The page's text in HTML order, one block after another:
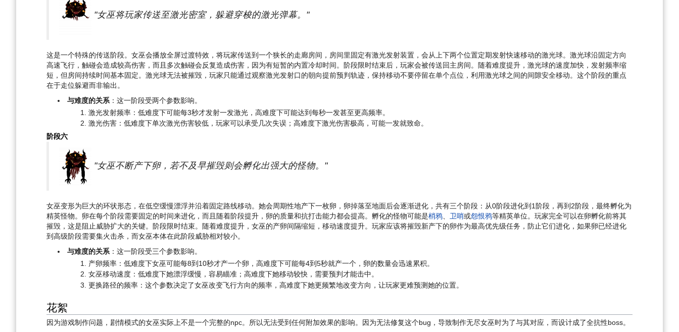
"女巫将玩家传送至激光密室，躲避穿梭的激光弹幕。"
这是一个特殊的传送阶段。女巫会播放全屏过渡特效，将玩家传送到一个狭长的走廊房间，房间里固定有激光发射装置，会从上下两个位置定期发射快速移动的激光球。激光球沿固定方向
高速飞行，触碰会造成较高伤害，而且多次触碰会反复造成伤害，因为有短暂的内置冷却时间。阶段限时结束后，玩家会被传送回主房间。随着难度提升，激光球的速度加快，发射频率缩
短，但房间持续时间基本固定。激光球无法被摧毁，玩家只能通过观察激光发射口的朝向提前预判轨迹，保持移动不要停留在单个点位，利用激光球之间的间隙安全移动。这个阶段的重点
在于走位躲避而非输出。
与难度的关系 ：这一阶段受两个参数影响。
激光发射频率：低难度下可能每3秒才发射一发激光，高难度下可能达到每秒一发甚至更高频率。
激光伤害：低难度下单次激光伤害较低，玩家可以承受几次失误；高难度下激光伤害极高，可能一发就致命。
阶段六
"女巫不断产下卵，若不及早摧毁则会孵化出强大的怪物。"
女巫变形为巨大的环状形态，在低空缓慢漂浮并沿着固定路线移动。她会周期性地产下一枚卵，卵掉落至地面后会逐渐进化，共有三个阶段：从0阶段进化到1阶段，再到2阶段，最终孵化为
精英怪物。卵在每个阶段需要固定的时间来进化，而且随着阶段提升，卵的质量和抗打击能力都会提高。孵化的怪物可能是梢鸦 卫哨或怨恨鸦等精英单位。玩家完全可以在卵孵化前将其
摧毁，这是阻止威胁扩大的关键。阶段限时结束。随着难度提升，女巫的产卵间隔缩短，移动速度提升。玩家应该将摧毁新产下的卵作为最高优先级任务，防止它们进化，如果卵已经进化
到高级阶段需要集火击杀，而女巫本体在此阶段威胁相对较小。
与难度的关系 ：这一阶段受三个参数影响。
产卵频率：低难度下女巫可能每8到10秒才产一个卵，高难度下可能每4到5秒就产一个，卵的数量会迅速累积。
女巫移动速度：低难度下她漂浮缓慢，容易瞄准；高难度下她移动较快，需要预判才能击中。
更换路径的频率：这个参数决定了女巫改变飞行方向的频率，高难度下她更频繁地改变方向，让玩家更难预测她的位置。
花絮
因为游戏制作问题，剧情模式的女巫实际上不是一个完整的npc。所以无法受到任何附加效果的影响。因为无法修复这个bug，导致制作无尽女巫时为了与其对应，而设计成了全抗性boss。